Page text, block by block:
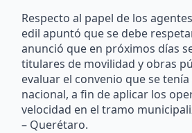
Respecto al papel de los
edil apuntó que se debe
anunció que en próximos días
titulares de movilidad y obras
evaluar el convenio que se
nacional, a fin de aplicar los
velocidad en el tramo
– Querétaro.